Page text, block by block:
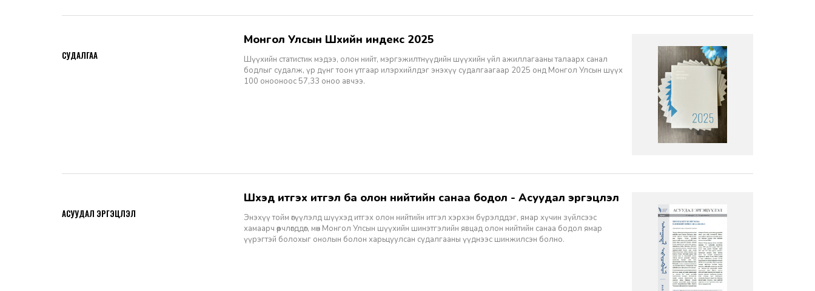
Монгол Улсын Шүүхийн индекс 2025
Шүүхийн статистик мэдээ, олон нийт, мэргэжилтнүүдийн шүүхийн үйл ажиллагааны талаарх санал
бодлыг судалж, үр дүнг тоон утгаар илэрхийлдэг энэхүү судалгаагаар 2025 онд Монгол Улсын шүүх
100 онооноос 57,33 оноо авчээ.
СУДАЛГАА
Шүүхэд итгэх итгэл ба олон нийтийн санаа бодол - Асуудал эргэцүүлэл
Энэхүү тойм өгүүлэлд шүүхэд итгэх олон нийтийн итгэл хэрхэн бүрэлддэг, ямар хүчин зүйлсээс
хамаарч өөрчлөгддөг, мөн Монгол Улсын шүүхийн шинэтгэлийн явцад олон нийтийн санаа бодол ямар
үүрэгтэй болохыг онолын болон харьцуулсан судалгааны үүднээс шинжилсэн болно.
АСУУДАЛ ЭРГЭЦҮҮЛЭЛ